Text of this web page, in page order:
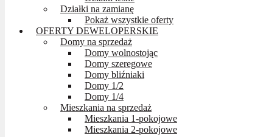
Działki na zamianę
Pokaż wszystkie oferty
OFERTY DEWELOPERSKIE
Domy na sprzedaż
Domy wolnostojąc
Domy szeregowe
Domy bliźniaki
Domy 1/2
Domy 1/4
Mieszkania na sprzedaż
Mieszkania 1-pokojowe
Mieszkania 2-pokojowe